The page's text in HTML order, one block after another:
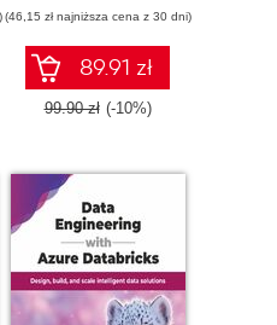
(46,15 zł najniższa cena z 30 dni)
89.91 zł
99.90 zł (-10%)